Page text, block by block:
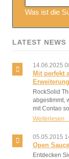
Was ist die
LATEST NEWS
14.06.2025
Mit perfekt
RockSolid
abgestimmt,
mit Contao
Weiterlesen …
05.05.2015
Open
Entdecken